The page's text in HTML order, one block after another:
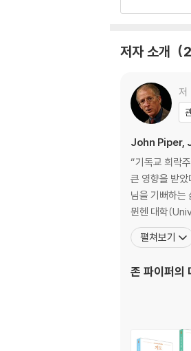
초월적이고, 무한
4장 모든 것을
하나님은 자신
5장 하나님의 통
하나님을 보좌
머리털까지 주
인생을 의지하
6장 끔찍한 도덕
황폐함은 심판
저자 소개 2
저
John Piper,
“기독교 희락
큰 영향을 받
님을 기뻐하는 삶을 전하고 있다. 휘튼 칼리지(Wheaton College)에서 문
뮌헨 대학
펼쳐보기
존 파이퍼의